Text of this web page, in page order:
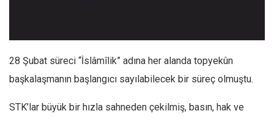
Editörden
Kemal Özer
28 Şubat süreci “İslâmîlik” adına her alanda topyekûn
başkalaşmanın başlangıcı sayılabilecek bir süreç olmuştu.
STK’lar büyük bir hızla sahneden çekilmiş, basın, hak ve